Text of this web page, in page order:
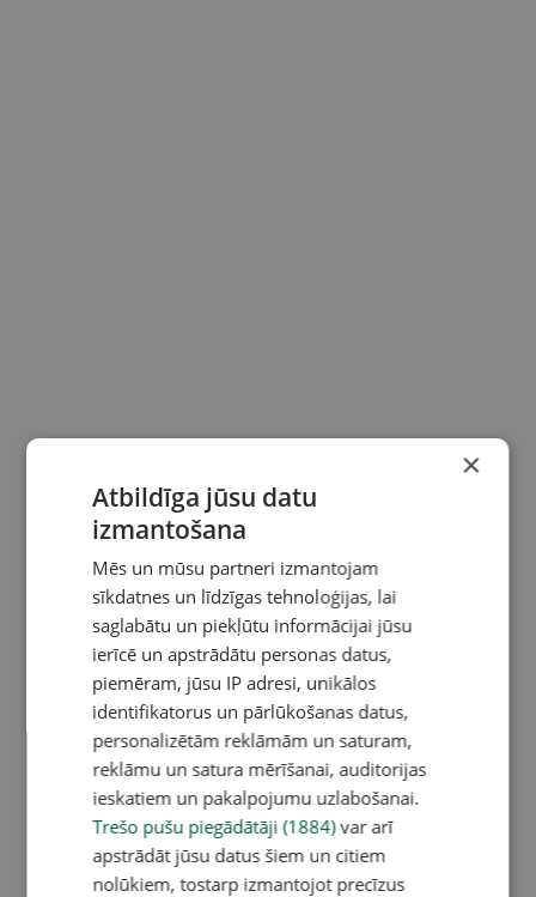
×
Atbildīga jūsu datu
izmantošana
Mēs un mūsu partneri izmantojam
sīkdatnes un līdzīgas tehnoloģijas, lai
saglabātu un piekļūtu informācijai jūsu
ierīcē un apstrādātu personas datus,
piemēram, jūsu IP adresi, unikālos
identifikatorus un pārlūkošanas datus,
personalizētām reklāmām un saturam,
reklāmu un satura mērīšanai, auditorijas
ieskatiem un pakalpojumu uzlabošanai.
Trešo pušu piegādātāji (1884)var arī
apstrādāt jūsu datus šiem un citiem
nolūkiem, tostarp izmantojot precīzus